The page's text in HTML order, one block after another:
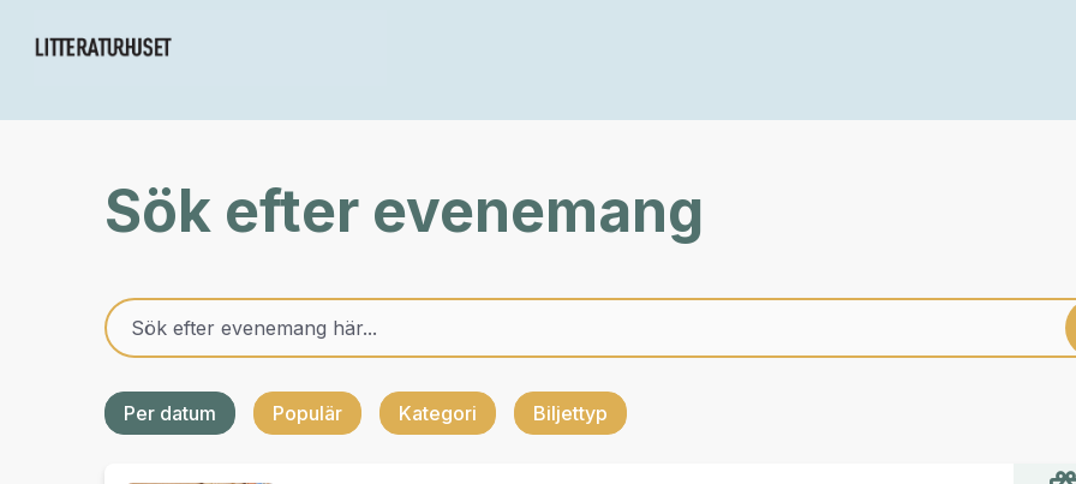
Sök efter evenemang
Per datum Populär Kategori Biljettyp